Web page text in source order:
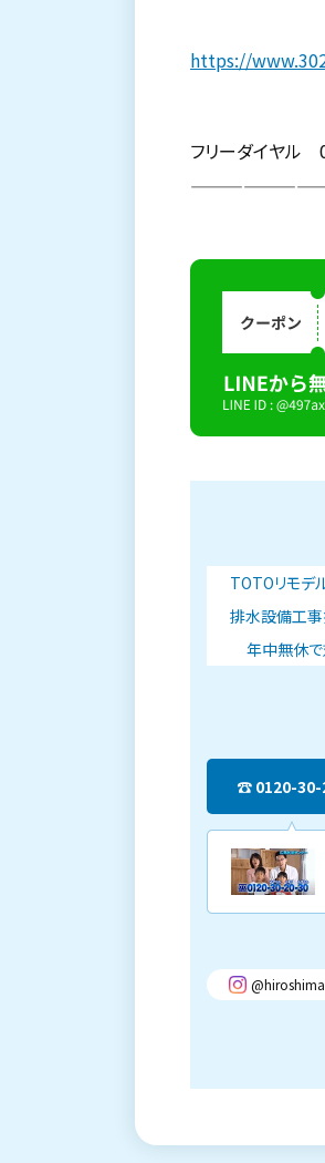
https://
フリーダイヤル
TOTOリモデ
排水設備工
年中無休
0120-